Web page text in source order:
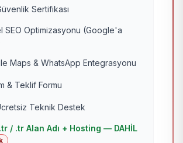
Sertifikası
SEO Optimizasyonu (Google'a
Maps & WhatsApp Entegrasyonu
& Teklif Formu
Teknik Destek
/ .tr Alan Adı + Hosting — DAHİL